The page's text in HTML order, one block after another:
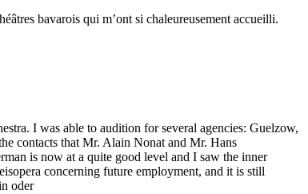
bavarois qui m’ont si chaleureusement accueilli.
I was able to audition for several agencies: Guelzow,
contacts that Mr. Alain Nonat and Mr. Hans
is now at a quite good level and I saw the inner
concerning future employment, and it is still
oder